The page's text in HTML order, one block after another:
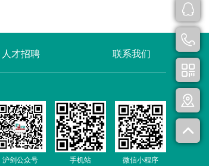
人才招聘 联系我们
沪剑公众号 手机站 微信小程序